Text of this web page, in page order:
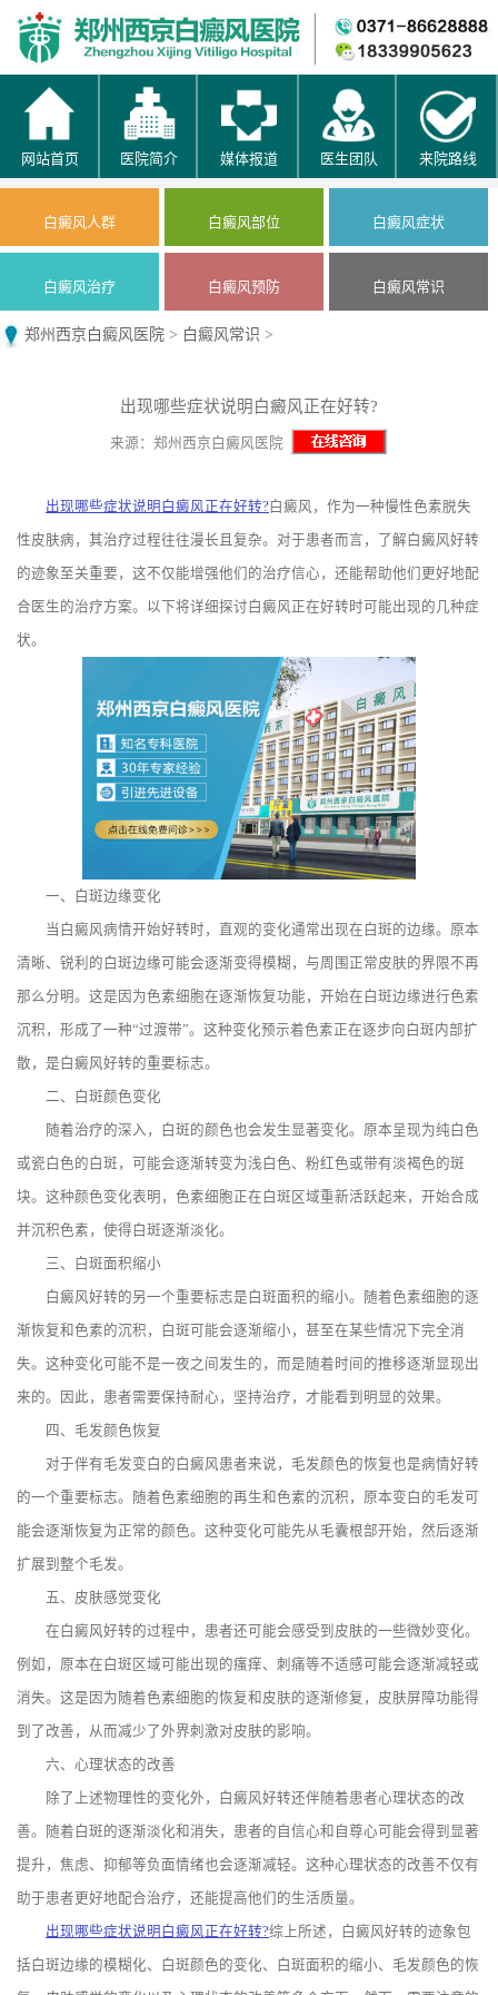
网站首页 医院简介 媒体报道 医生团队 来院路线
白癜风人群 白癜风部位 白癜风症状
白癜风治疗 白癜风预防 白癜风常识
郑州西京白癜风医院 > 白癜风常识 >
出现哪些症状说明白癜风正在好转?
来源：郑州西京白癜风医院
出现哪些症状说明白癜风正在好转?白癜风，作为一种慢性色素脱失
性皮肤病，其治疗过程往往漫长且复杂。对于患者而言，了解白癜风好转
的迹象至关重要，这不仅能增强他们的治疗信心，还能帮助他们更好地配
合医生的治疗方案。以下将详细探讨白癜风正在好转时可能出现的几种症
状。
一、白斑边缘变化
当白癜风病情开始好转时，直观的变化通常出现在白斑的边缘。原本
清晰、锐利的白斑边缘可能会逐渐变得模糊，与周围正常皮肤的界限不再
那么分明。这是因为色素细胞在逐渐恢复功能，开始在白斑边缘进行色素
沉积，形成了一种“过渡带”。这种变化预示着色素正在逐步向白斑内部扩
散，是白癜风好转的重要标志。
二、白斑颜色变化
随着治疗的深入，白斑的颜色也会发生显著变化。原本呈现为纯白色
或瓷白色的白斑，可能会逐渐转变为浅白色、粉红色或带有淡褐色的斑
块。这种颜色变化表明，色素细胞正在白斑区域重新活跃起来，开始合成
并沉积色素，使得白斑逐渐淡化。
三、白斑面积缩小
白癜风好转的另一个重要标志是白斑面积的缩小。随着色素细胞的逐
渐恢复和色素的沉积，白斑可能会逐渐缩小，甚至在某些情况下完全消
失。这种变化可能不是一夜之间发生的，而是随着时间的推移逐渐显现出
来的。因此，患者需要保持耐心，坚持治疗，才能看到明显的效果。
四、毛发颜色恢复
对于伴有毛发变白的白癜风患者来说，毛发颜色的恢复也是病情好转
的一个重要标志。随着色素细胞的再生和色素的沉积，原本变白的毛发可
能会逐渐恢复为正常的颜色。这种变化可能先从毛囊根部开始，然后逐渐
扩展到整个毛发。
五、皮肤感觉变化
在白癜风好转的过程中，患者还可能会感受到皮肤的一些微妙变化。
例如，原本在白斑区域可能出现的瘙痒、刺痛等不适感可能会逐渐减轻或
消失。这是因为随着色素细胞的恢复和皮肤的逐渐修复，皮肤屏障功能得
到了改善，从而减少了外界刺激对皮肤的影响。
六、心理状态的改善
除了上述物理性的变化外，白癜风好转还伴随着患者心理状态的改
善。随着白斑的逐渐淡化和消失，患者的自信心和自尊心可能会得到显著
提升，焦虑、抑郁等负面情绪也会逐渐减轻。这种心理状态的改善不仅有
助于患者更好地配合治疗，还能提高他们的生活质量。
出现哪些症状说明白癜风正在好转?综上所述，白癜风好转的迹象包
括白斑边缘的模糊化、白斑颜色的变化、白斑面积的缩小、毛发颜色的恢